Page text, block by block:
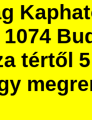
tértől